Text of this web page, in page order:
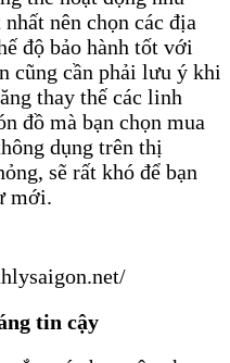
nên chọn các địa
độ bảo hành tốt với
cũng cần phải lưu ý khi
thay thế các linh
đồ mà bạn chọn mua
dụng trên thị
sẽ rất khó để bạn
mới.
tin cậy